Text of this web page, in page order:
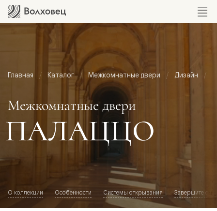
Главная Каталог Межкомнатные двери Дизайн
Межкомнатные двери
ПАЛАЦЦО
О коллекции Особенности Системы открывания Завершите